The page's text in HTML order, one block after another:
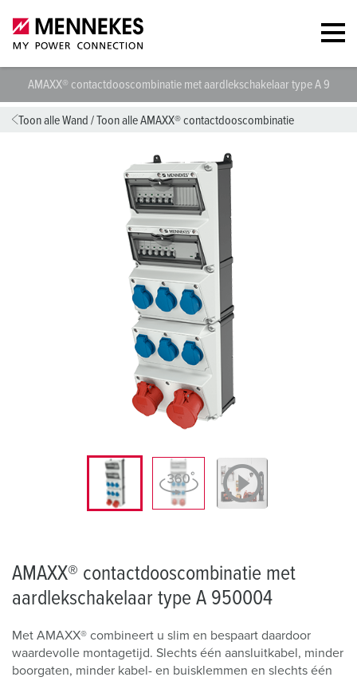
AMAXX® contactdooscombinatie met aardlekschakelaar type A
Toon alle Wand /Toon alle AMAXX® contactdooscombinatie
AMAXX® contactdooscombinatie met
aardlekschakelaar type A 950004
Met AMAXX® combineert u slim en bespaart daardoor
waardevolle montagetijd. Slechts één aansluitkabel, minder
boorgaten, minder kabel- en buisklemmen en slechts één